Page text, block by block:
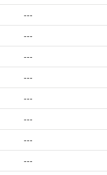
---
---
---
---
---
---
---
---